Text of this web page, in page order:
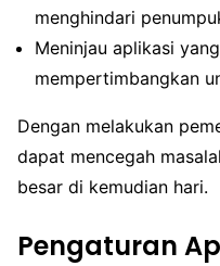
menghindari
Meninjau aplikasi
mempertimbangkan
Dengan melakukan
dapat mencegah
besar di kemudian hari.
Pengaturan